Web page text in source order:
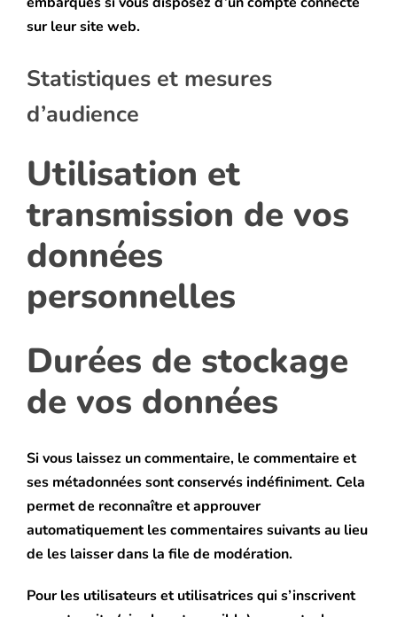
sur leur site web.
Statistiques et mesures
d’audience
Utilisation et
transmission de vos
données
personnelles
Durées de stockage
de vos données
Si vous laissez un commentaire, le commentaire et
ses métadonnées sont conservés indéfiniment. Cela
permet de reconnaître et approuver
automatiquement les commentaires suivants au lieu
de les laisser dans la file de modération.
Pour les utilisateurs et utilisatrices qui s’inscrivent